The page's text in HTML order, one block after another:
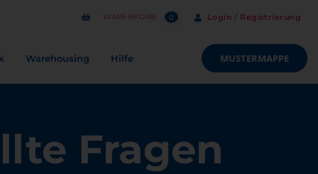
WARENKORB 0 Login / Registrierung
Warehousing Hilfe MUSTERMAPPE
Fragen